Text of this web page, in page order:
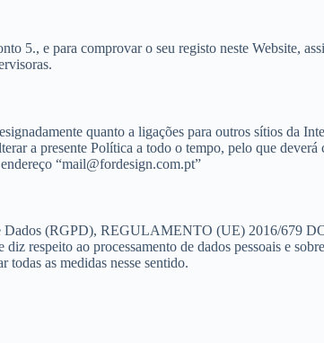
5., e para comprovar o seu registo neste Website,
quanto a ligações para outros sítios da
a presente Política a todo o tempo, pelo que deverá
“mail@fordesign.com.pt”
Dados (RGPD), REGULAMENTO (UE) 2016/679
respeito ao processamento de dados pessoais e
as medidas nesse sentido.